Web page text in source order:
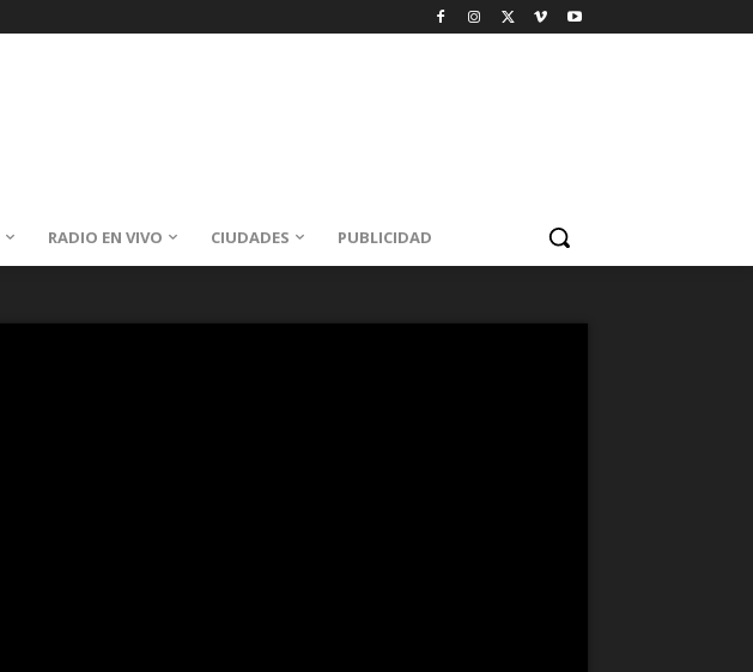
RADIO EN VIVO CIUDADES PUBLICIDAD